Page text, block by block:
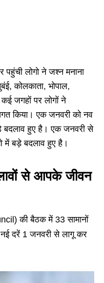
लोगो ने जश्न मनाना
कोलकाता, भोपाल,
जगहों पर लोगों ने
किया। एक जनवरी को नव
हुए है। एक जनवरी से
बड़े बदलाव हुए है।
से आपके जीवन
की बैठक में 33 सामानों
दरें 1 जनवरी से लागू कर